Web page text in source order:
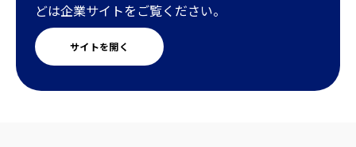
どは企業サイトをご覧ください。
サイトを開く